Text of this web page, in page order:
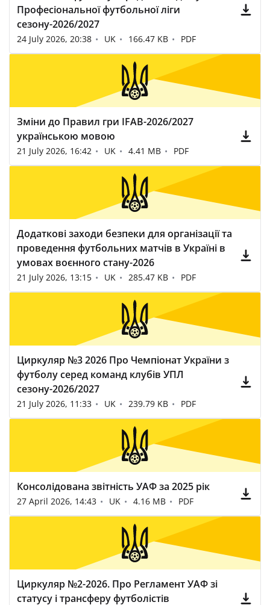
Професіональної футбольної ліги
сезону-2026/2027
24 July 2026, 20:38 UK 166.47 KB PDF
Зміни до Правил гри IFAB-2026/2027
українською мовою
21 July 2026, 16:42 UK 4.41 MB PDF
Додаткові заходи безпеки для організації та
проведення футбольних матчів в Україні в
умовах воєнного стану-2026
21 July 2026, 13:15 UK 285.47 KB PDF
Циркуляр №3 2026 Про Чемпіонат України з
футболу серед команд клубів УПЛ
сезону-2026/2027
21 July 2026, 11:33 UK 239.79 KB PDF
Консолідована звітність УАФ за 2025 рік
27 April 2026, 14:43 UK 4.16 MB PDF
Циркуляр №2-2026. Про Регламент УАФ зі
статусу і трансферу футболістів